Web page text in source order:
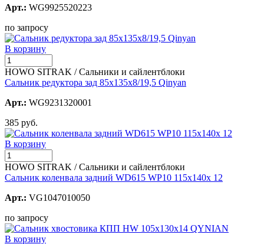
Арт.: WG9925520223
по запросу
В корзину
HOWO SITRAK / Сальники и сайлентблоки
Сальник редуктора зад 85х135х8/19,5 Qinyan
Арт.: WG9231320001
385 руб.
В корзину
HOWO SITRAK / Сальники и сайлентблоки
Сальник коленвала задний WD615 WP10 115х140х 12
Арт.: VG1047010050
по запросу
В корзину